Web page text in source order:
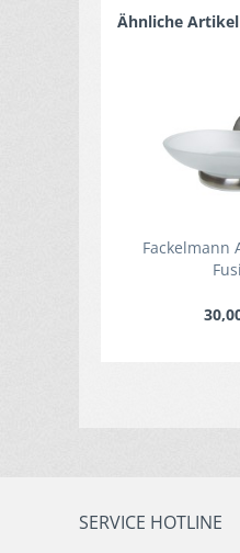
Ähnliche Artikel
Fackelmann
SERVICE HOTLINE